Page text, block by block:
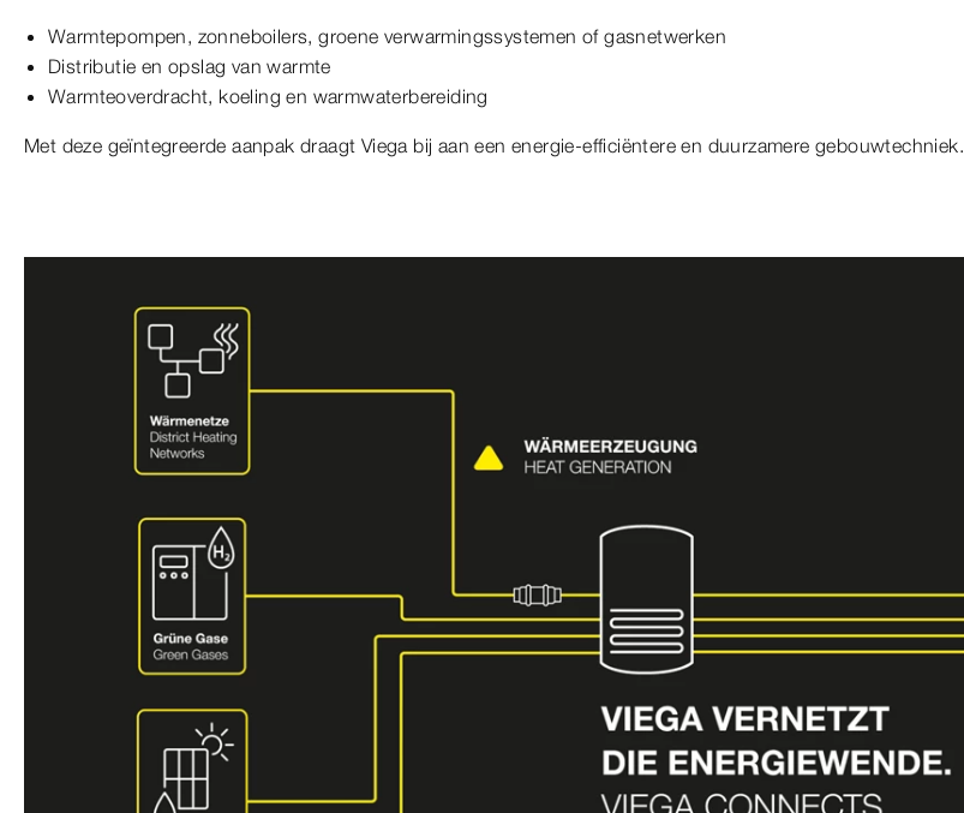
Warmtepompen, zonneboilers, groene verwarmingssystemen of gasnetwerken
Distributie en opslag van warmte
Warmteoverdracht, koeling en warmwaterbereiding
Met deze geïntegreerde aanpak draagt Viega bij aan een energie-efficiëntere en duurzamere gebouwtechniek.